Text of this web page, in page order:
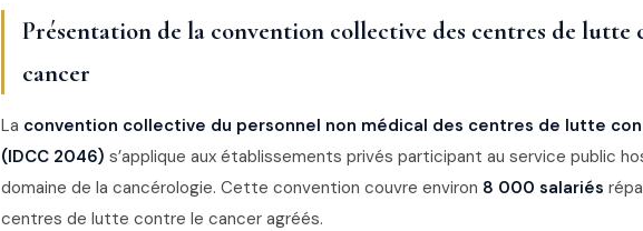
Présentation de la convention collective des centres de lutte
cancer
La convention collective du personnel non médical des centres de lutte
(IDCC 2046) s’applique aux établissements privés participant au service public
domaine de la cancérologie. Cette convention couvre environ 8 000 salariés
centres de lutte contre le cancer agréés.